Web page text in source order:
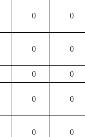
0 0
0 0
0 0
0 0
0 0